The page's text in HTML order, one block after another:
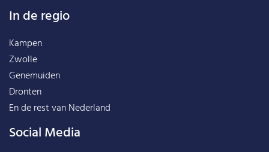
In de regio
Kampen
Zwolle
Genemuiden
Dronten
En de rest vanNederland
Social Media